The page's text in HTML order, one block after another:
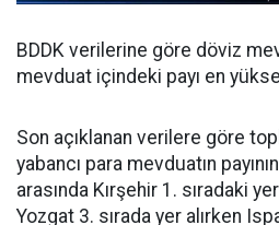
BDDK verilerine göre döviz
mevduat içindeki payı en
Son açıklanan verilere göre
yabancı para mevduatın
arasında Kırşehir 1. sıradaki
Yozgat 3. sırada yer alırken